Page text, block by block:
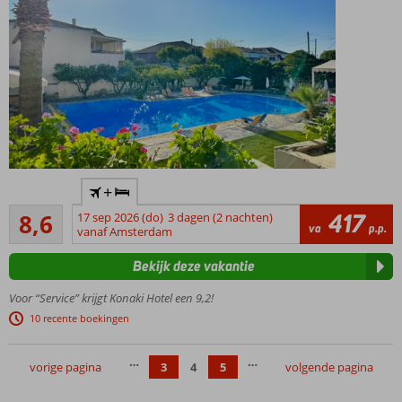
Uniek en
kleinschalig
All
Inclusive
hotel
door een
prachtige
tuin
Op
loopafstand
8,6
Aanrader
813
beoordelingen
+
17 sep 2026 (do) 3 dagen (2 nachten)
vanaf Amsterdam
va 417 p.p.
Voor “Service” krijgt Konaki Hotel een 9,2!
10 recente boekingen
Bekijk deze vakantie
vorige pagina … 3 4 5 … volgende pagina